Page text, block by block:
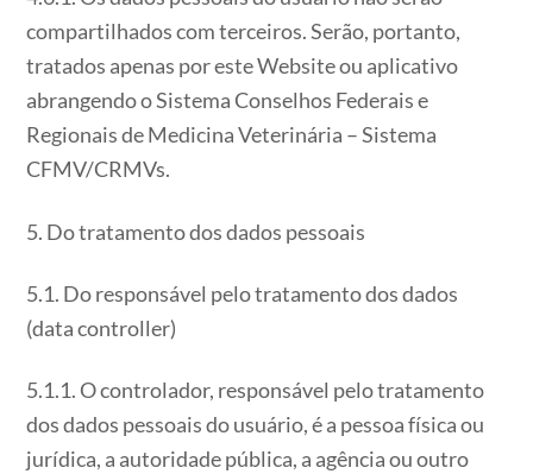
compartilhados com terceiros. Serão, portanto,
tratados apenas por este Website ou aplicativo
abrangendo o Sistema Conselhos Federais e
Regionais de Medicina Veterinária – Sistema
CFMV/CRMVs.
5. Do tratamento dos dados pessoais
5.1. Do responsável pelo tratamento dos dados
(data controller)
5.1.1. O controlador, responsável pelo tratamento
dos dados pessoais do usuário, é a pessoa física ou
jurídica, a autoridade pública, a agência ou outro